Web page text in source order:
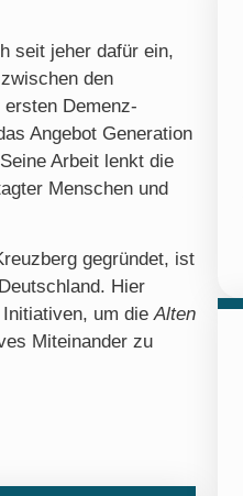
seit jeher dafür ein,
den
Demenz-
Angebot Generation
Arbeit lenkt die
Menschen und
gegründet, ist
Hier
Initiativen, um dieAlten
Miteinander zu